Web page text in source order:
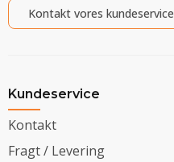
Kontakt vores kundeservice
Kundeservice
Kontakt
Fragt / Levering